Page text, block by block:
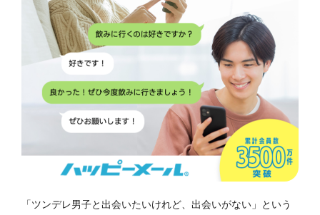
「ツンデレ男子と出会いたいけれど、出会いがない」という